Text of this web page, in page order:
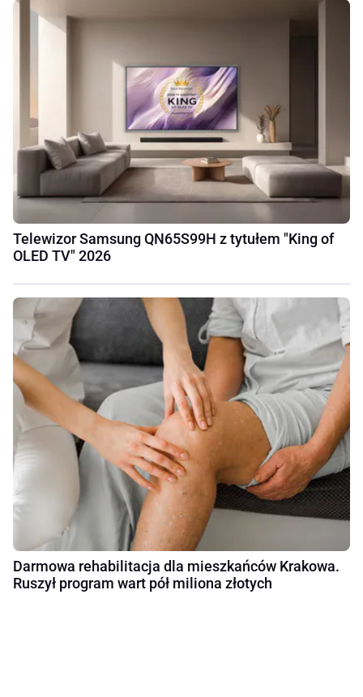
Telewizor Samsung QN65S99H z tytułem "King of
OLED TV" 2026
Darmowa rehabilitacja dla mieszkańców Krakowa.
Ruszył program wart pół miliona złotych